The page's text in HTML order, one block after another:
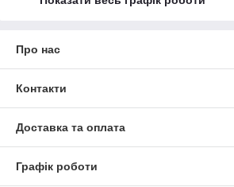
Про нас
Контакти
Доставка та оплата
Графік роботи